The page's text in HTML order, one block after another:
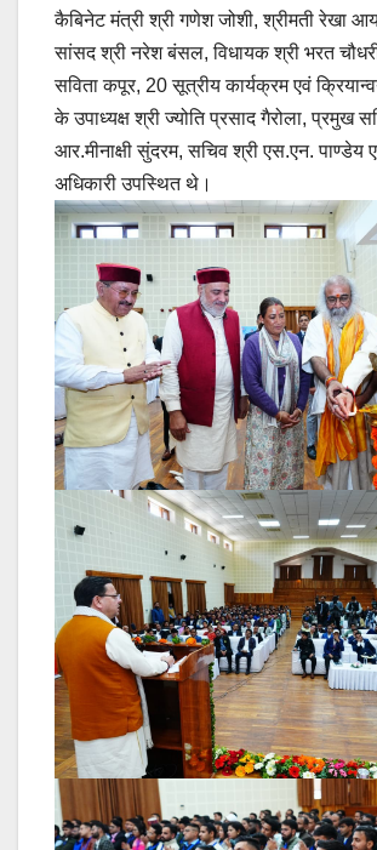
कैबिनेट मंत्री श्री गणेश जोशी, श्रीमती रेखा
सांसद श्री नरेश बंसल, विधायक श्री भरत
सविता कपूर, 20 सूत्रीय कार्यक्रम एवं
के उपाध्यक्ष श्री ज्योति प्रसाद गैरोला, प्रमुख
आर.मीनाक्षी सुंदरम, सचिव श्री एस.एन. पाण्डेय
अधिकारी उपस्थित थे।
Post
navigation